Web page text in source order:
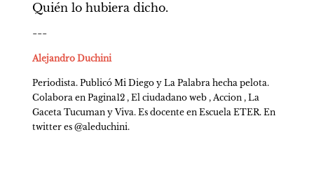
Quién lo hubiera dicho.
---
Alejandro Duchini
Periodista. Publicó Mi Diego y La Palabra hecha pelota.
Colabora en Pagina12 , El ciudadano web , Accion , La
Gaceta Tucuman y Viva. Es docente en Escuela ETER. En
twitter es @aleduchini.